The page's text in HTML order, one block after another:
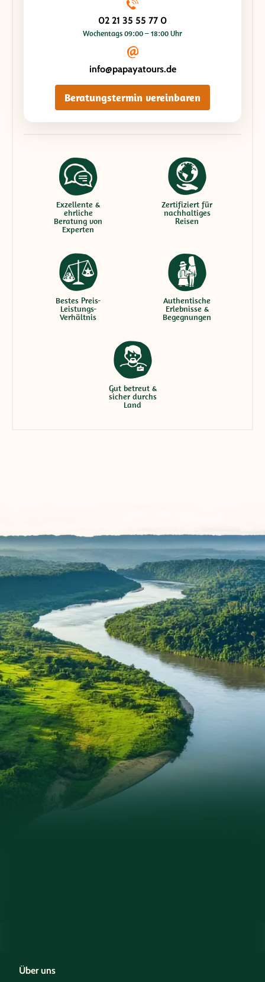
02 21 35 55 77 0
Wochentags 09:00 – 18:00 Uhr
info@papayatours.de
Beratungstermin vereinbaren
Exzellente &
ehrliche
Beratung von
Experten
Zertifiziert für
nachhaltiges
Reisen
Bestes Preis-
Leistungs-
Verhältnis
Authentische
Erlebnisse &
Begegnungen
Gut betreut &
sicher durchs
Land
Über uns